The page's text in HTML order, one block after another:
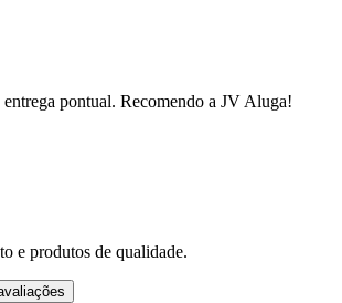
pontual. Recomendo a JV Aluga!
e produtos de qualidade.